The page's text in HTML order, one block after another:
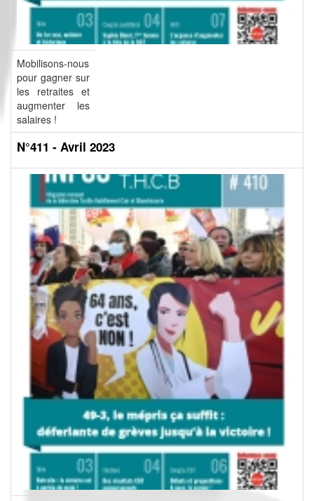
Mobilisons-nous
pour gagner sur
les retraites et
augmenter les
salaires !
N°411 - Avril 2023